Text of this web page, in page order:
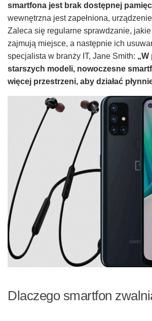
smartfona jest brak dostępnej
wewnętrzna jest zapełniona,
Zaleca się regularne sprawdzanie,
zajmują miejsce, a następnie ich
specjalista w branży IT, Jane Smith:
starszych modeli, nowoczesne
więcej przestrzeni, aby działać
Dlaczego smartfon